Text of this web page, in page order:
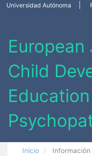
Navegación
Barra
lateral
Universidad Autónoma
Inicio